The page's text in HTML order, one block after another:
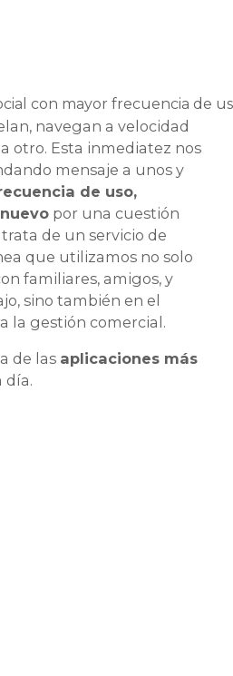
con mayor frecuencia de
navegan a velocidad
otro. Esta inmediatez nos
mensaje a unos y
de uso,
por una cuestión
de un servicio de
que utilizamos no solo
familiares, amigos, y
sino también en el
la gestión comercial.
de las aplicaciones más
día.